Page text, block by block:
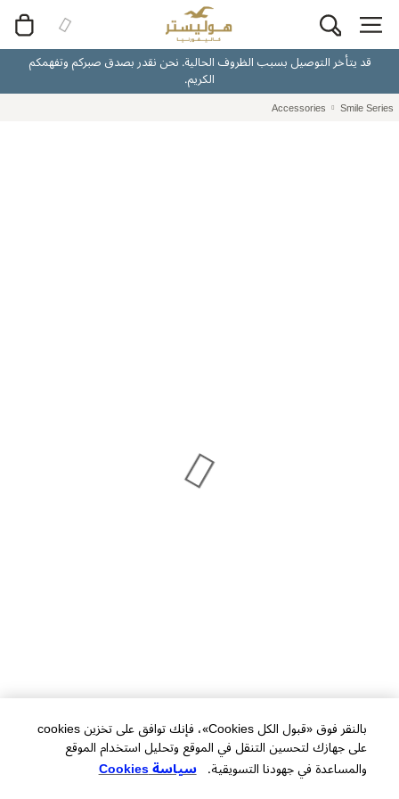
بالنقر فوق «قبول الكل Cookies»، فإنك توافق على تخزين cookies
على جهازك لتحسين التنقل في الموقع وتحليل استخدام الموقع
والمساعدة في جهودنا التسويقية. سياسة Cookies
قد يتأخر التوصيل بسبب الظروف الحالية. نحن نقدر بصدق صبركم وتفهمكم
الكريم.
Smile Series
Accessories